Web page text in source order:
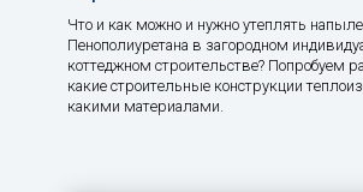
Что и как можно и нужно утеплять
Пенополиуретана в загородном
коттеджном строительстве? Попробуем
какие строительные конструкции
какими материалами.